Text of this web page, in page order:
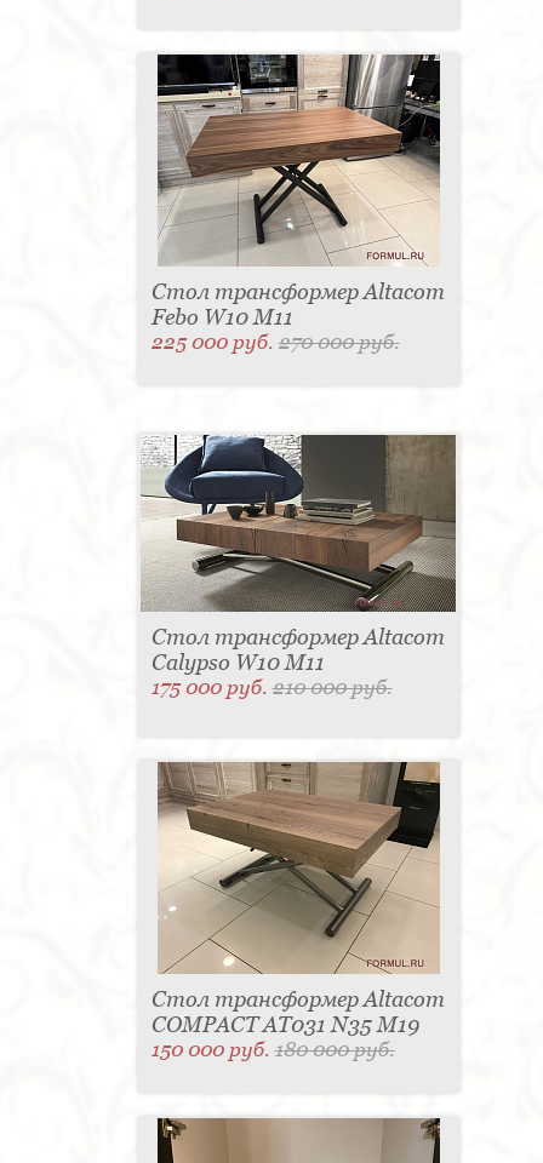
Стол трансформер Altacom
Febo W10 M11
225 000 руб.270 000 руб.
Стол трансформер Altacom
Calypso W10 M11
175 000 руб.210 000 руб.
Стол трансформер Altacom
COMPACT AT031 N35 M19
150 000 руб.180 000 руб.